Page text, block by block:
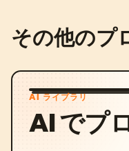
その他のプ
AI ライブラリ
AI でプ